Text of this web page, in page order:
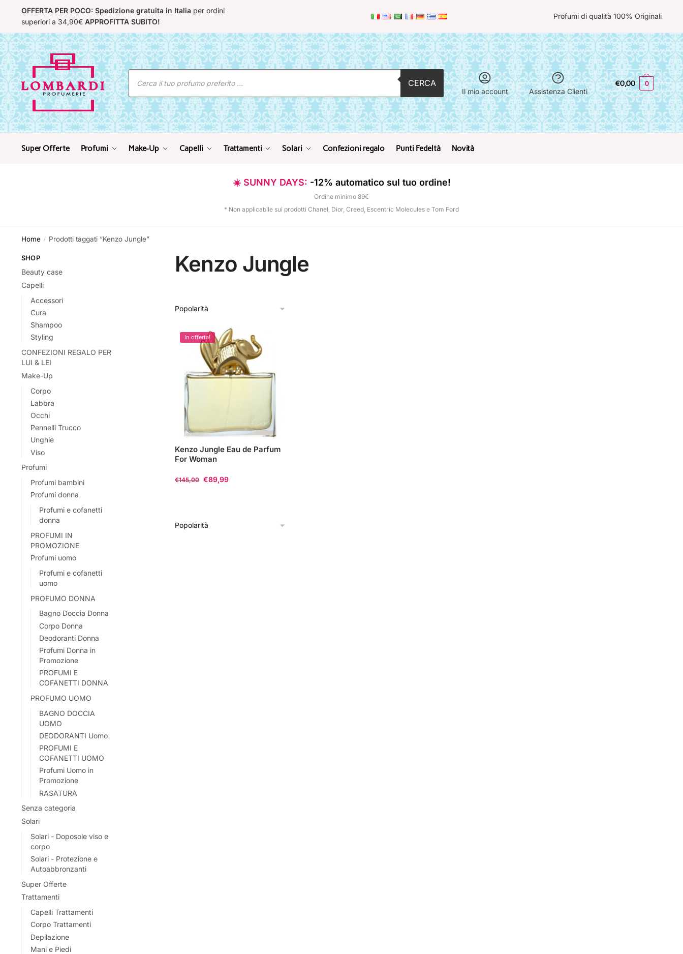
navigation
content
OFFERTA PER POCO: Spedizione gratuita in Italia per ordini
superiori a 34,90€ APPROFITTA SUBITO!
Profumi di qualità 100% Originali
Ricerca
prodotti
CERCA
Il mio account Assistenza Clienti
€0,00 0
Super Offerte Profumi Make-Up Capelli Trattamenti Solari Confezioni regalo Punti Fedeltà Novità
☀️ SUNNY DAYS: -12% automatico sul tuo ordine!
Ordine minimo 89€
* Non applicabile sui prodotti Chanel, Dior, Creed, Escentric Molecules e Tom Ford
Home / Prodotti taggati “Kenzo Jungle”
Kenzo Jungle
In offerta!
Kenzo Jungle Eau de Parfum
For Woman
€145,00 €89,99
ha
SHOP
Beauty case
Capelli
Accessori
Cura
Shampoo
Styling
CONFEZIONI REGALO PER
LUI & LEI
Make-Up
Corpo
Labbra
Occhi
Pennelli Trucco
Unghie
Viso
Profumi
Profumi bambini
Profumi donna
Profumi e cofanetti
donna
PROFUMI IN
PROMOZIONE
Profumi uomo
Profumi e cofanetti
uomo
PROFUMO DONNA
Bagno Doccia Donna
Corpo Donna
Deodoranti Donna
Profumi Donna in
Promozione
PROFUMI E
COFANETTI DONNA
PROFUMO UOMO
BAGNO DOCCIA
UOMO
DEODORANTI Uomo
PROFUMI E
COFANETTI UOMO
Profumi Uomo in
Promozione
RASATURA
Senza categoria
Solari
Solari - Doposole viso e
corpo
Solari - Protezione e
Autoabbronzanti
Super Offerte
Trattamenti
Capelli Trattamenti
Corpo Trattamenti
Depilazione
Mani e Piedi